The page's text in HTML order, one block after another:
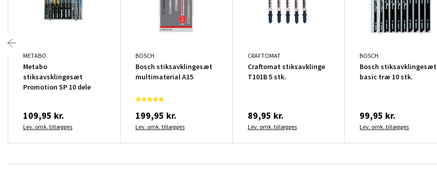
METABO
Metabo
stiksavsklingesæt
Promotion SP 10 dele
109,95 kr.
Lev. omk. tillægges
BOSCH
Bosch stiksavklingesæt
multimaterial A15
199,95 kr.
Lev. omk. tillægges
CRAFTOMAT
Craftomat stiksavklinge
T101B 5 stk.
89,95 kr.
Lev. omk. tillægges
BOSCH
Bosch stiksavklingesæt
basic træ 10 stk.
99,95 kr.
Lev. omk. tillægges